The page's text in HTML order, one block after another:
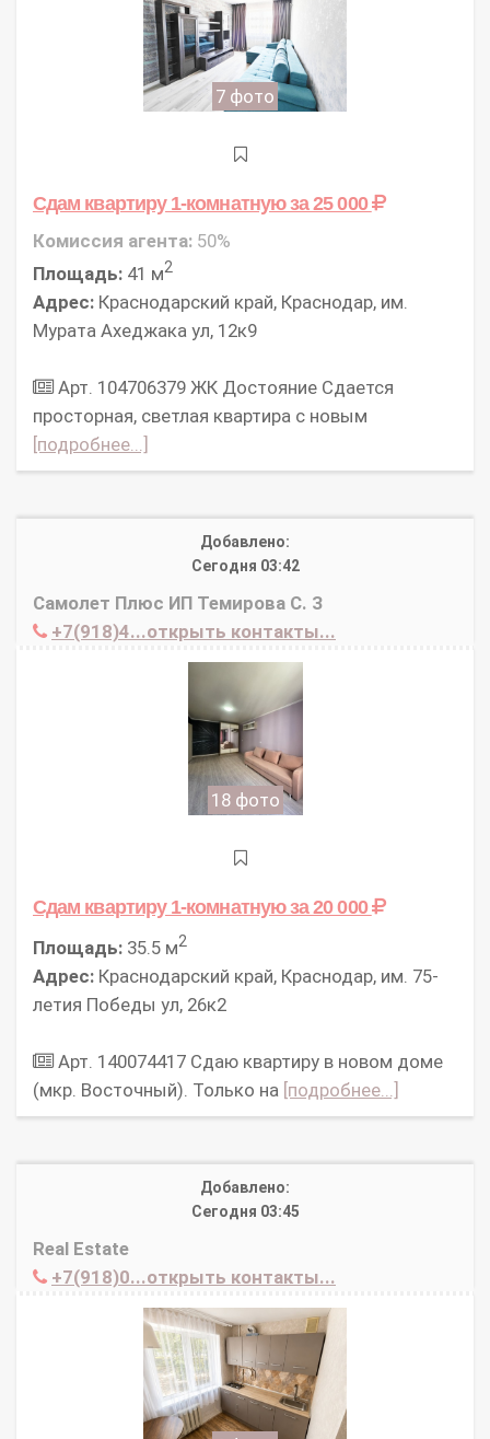
7 фото
Сдам квартиру 1-комнатнуюза 25 000
Комиссия агента: 50%
Площадь: 41 м2
Адрес: Краснодарский край, Краснодар, им.
Мурата Ахеджака ул, 12к9
Арт. 104706379 ЖК Достояние Сдается
просторная, светлая квартира с новым
[подробнее...]
Добавлено:
Сегодня 03:42
Самолет Плюс ИП Темирова С. З
+7(918)4...открыть контакты...
18 фото
Сдам квартиру 1-комнатнуюза 20 000
Площадь: 35.5 м2
Адрес: Краснодарский край, Краснодар, им. 75-
летия Победы ул, 26к2
Арт. 140074417 Сдаю квартиру в новом доме
(мкр. Восточный). Только на [подробнее...]
Добавлено:
Сегодня 03:45
Real Estate
+7(918)0...открыть контакты...